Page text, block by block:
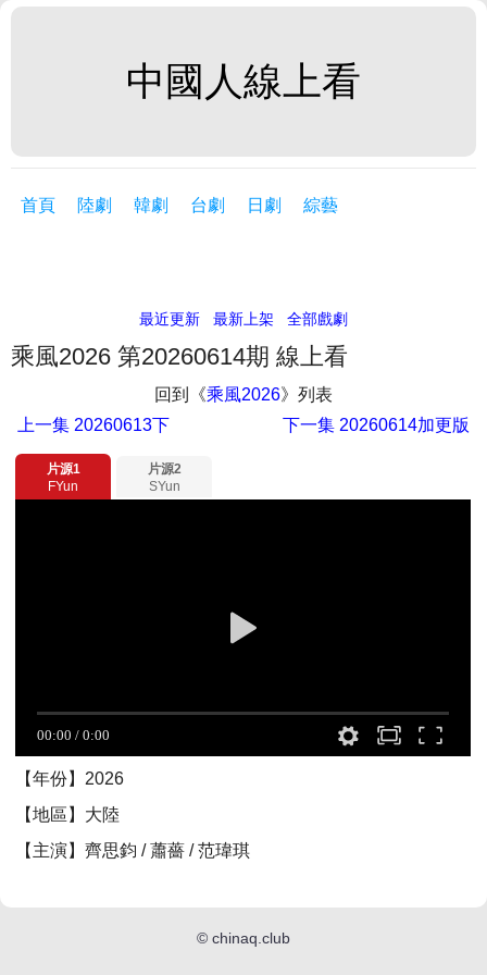
中國人線上看
首頁 陸劇 韓劇 台劇 日劇 綜藝
最近更新 最新上架 全部戲劇
乘風2026 第20260614期 線上看
回到《乘風2026》列表
上一集 20260613下 下一集20260614加更版
片源1
FYun
片源2
SYun
【年份】2026
【地區】大陸
【主演】齊思鈞 / 蕭薔 / 范瑋琪
© chinaq.club